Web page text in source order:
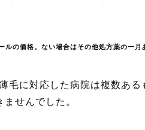
ルの価格。ない場合はその他処方薬の一月
毛に対応した病院は複数あ
せんでした。